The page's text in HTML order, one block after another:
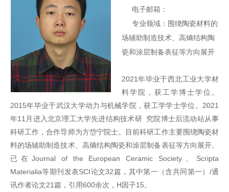
电子邮箱：
专业领域： 围绕陶瓷材料的
场辅助制造技术、高熵结构陶
瓷和涂层制备表征等方向展开
2021年毕业于西北工业大学材
料学院，获工学博士学位。
2015年毕业于武汉大学动力与机械学院，获工学学士学位。2021
年11月进入北京理工大学先进结构技术研 究院博士后流动站从事
科研工作，合作导师为方岱宁院士。目前科研工作主要围绕陶瓷材
料的场辅助制造技术、高熵结构陶瓷和涂层制备表征等方向展开。
已在Journal of the European Ceramic Society、Scripta
Materialia等期刊发表SCI论文32篇，其中第一（含共同第一）/通
讯作者论文21篇，引用600余次，H因子15。